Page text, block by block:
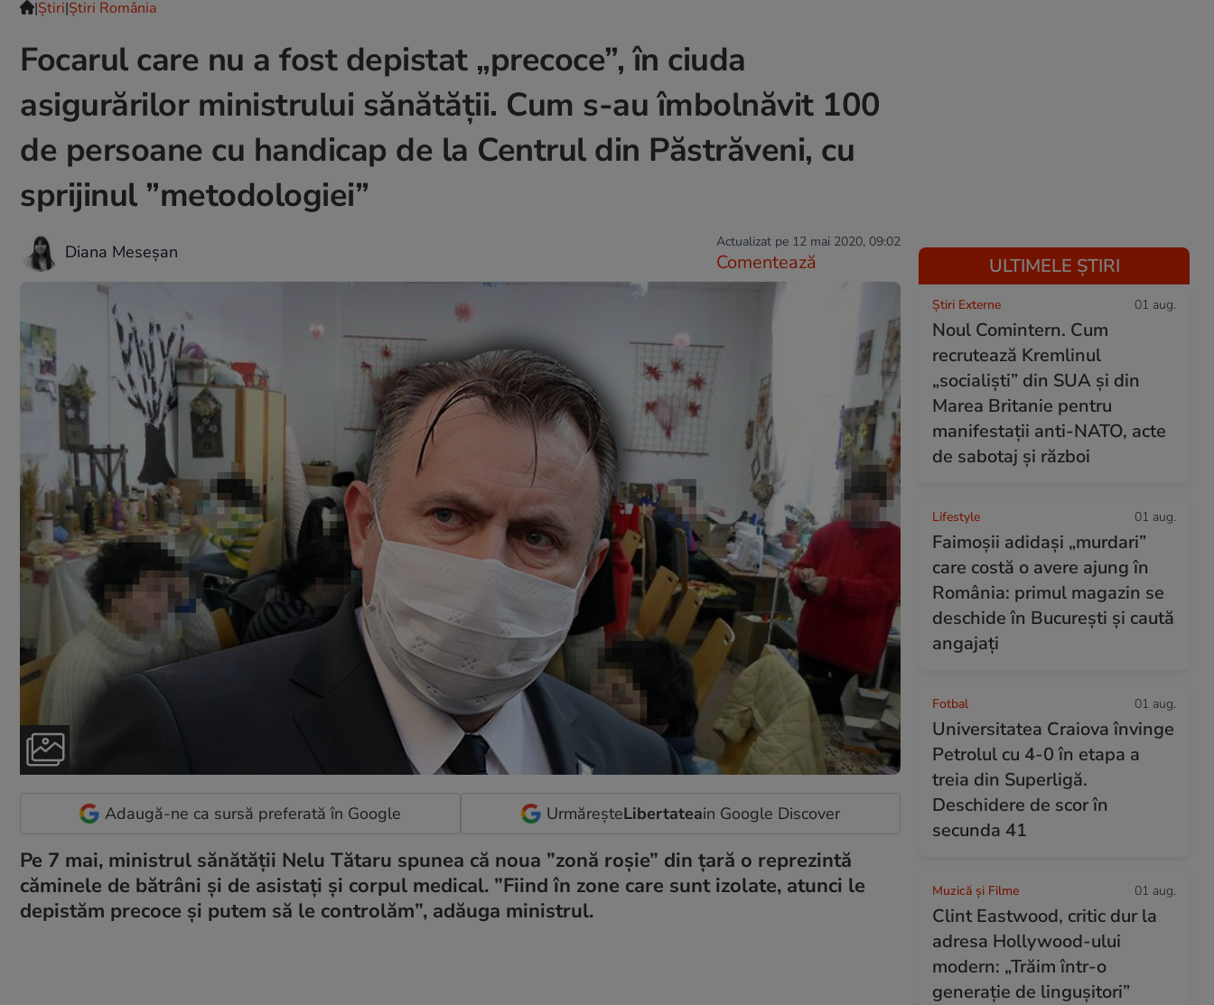
|Ştiri|Știri România
Focarul care nu a fost depistat „precoce”, în ciuda
asigurărilor ministrului sănătății. Cum s-au îmbolnăvit 100
de persoane cu handicap de la Centrul din Păstrăveni, cu
sprijinul ”metodologiei”
Diana Meseșan Actualizat pe 12 mai 2020, 09:02
Comentează
Adaugă-ne ca sursă preferată în Google UrmăreșteLibertateain Google Discover
Pe 7 mai, ministrul sănătății Nelu Tătaru spunea că noua ”zonă roșie” din țară o reprezintă
căminele de bătrâni și de asistați și corpul medical. ”Fiind în zone care sunt izolate, atunci le
depistăm precoce și putem să le controlăm”, adăuga ministrul.
ULTIMELE ȘTIRI
Știri Externe 01 aug.
Noul Comintern. Cum
recrutează Kremlinul
„socialiști” din SUA și din
Marea Britanie pentru
manifestații anti-NATO, acte
de sabotaj și război
Lifestyle 01 aug.
Faimoșii adidași „murdari”
care costă o avere ajung în
România: primul magazin se
deschide în București și caută
angajați
Fotbal 01 aug.
Universitatea Craiova învinge
Petrolul cu 4-0 în etapa a
treia din Superligă.
Deschidere de scor în
secunda 41
Muzică și Filme 01 aug.
Clint Eastwood, critic dur la
adresa Hollywood-ului
modern: „Trăim într-o
generație de lingușitori”